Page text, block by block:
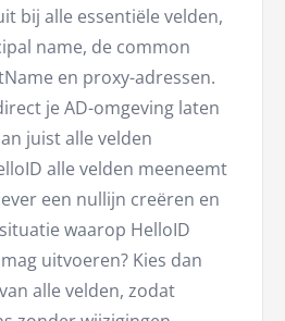
bij alle essentiële velden,
name, de common
en proxy-adressen.
je AD-omgeving laten
juist alle velden
alle velden meeneemt
een nullijn creëren en
waarop HelloID
uitvoeren? Kies dan
alle velden, zodat